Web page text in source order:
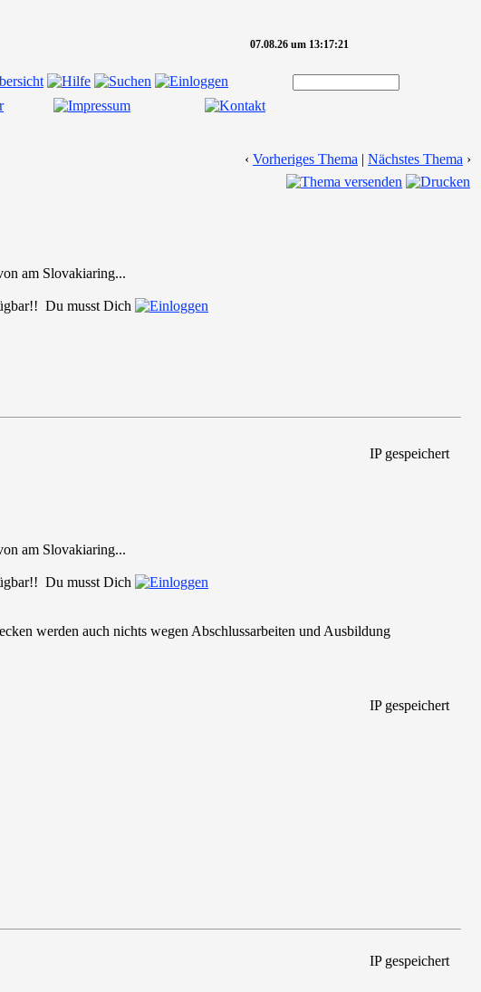
07.08.26 um 13:17:21
‹ Vorheriges Thema | Nächstes Thema ›
am Slovakiaring...
Du musst Dich
IP gespeichert
am Slovakiaring...
Du musst Dich
werden auch nichts wegen Abschlussarbeiten und Ausbildung
IP gespeichert
IP gespeichert